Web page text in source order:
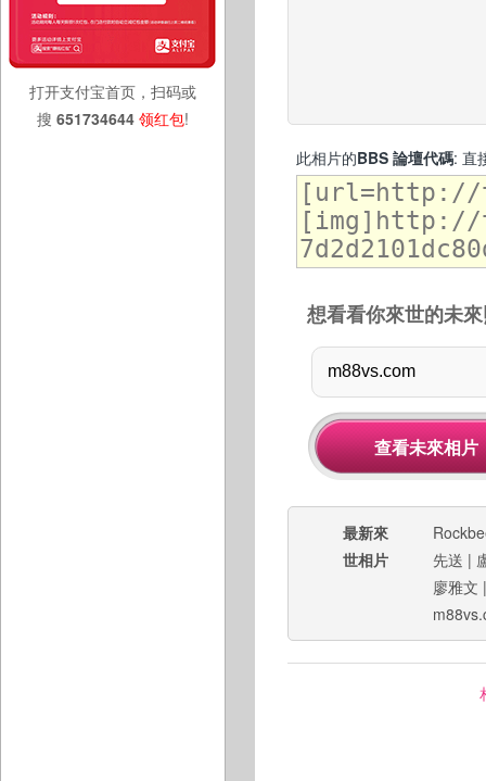
打开支付宝首页，扫码或
搜 651734644 领红包!
此相片的BBS 論壇代碼: 直
想看看你來世的未
最新來
世相片
先送 |
廖雅文